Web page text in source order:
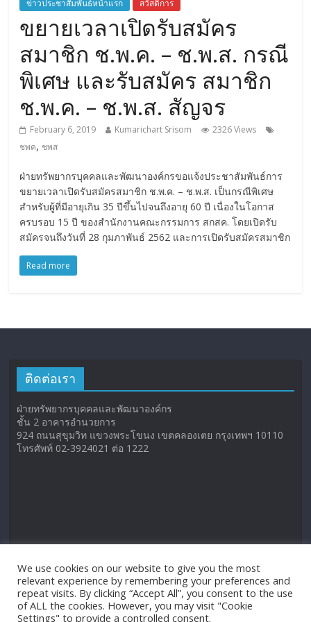
ข่าวประชาสัมพันธ์หน้าแรก สวัสดิการ
ขยายเวลาเปิดรับสมัคร
สมาชิก ช.พ.ค. – ช.พ.ส. กรณี
พิเศษ และรับสมัคร สมาชิก
ช.พ.ค. – ช.พ.ส. สัญจร
February 6, 2019 Kumarichart Srisom
2326 Views
ชพค, ชพส
ฝ่ายทรัพยากรบุคคลและพัฒนาองค์กรขอแจ้งประชาสัมพันธ์การ
ขยายเวลาเปิดรับสมัครสมาชิก ช.พ.ค. – ช.พ.ส. เป็นกรณีพิเศษ
สำหรับผู้ที่มีอายุเกิน 35 ปีขึ้นไปจนถึงอายุ 60 ปี เนื่องในโอกาส
ครบรอบ 15 ปี ของสำนักงานคณะกรรมการ สกสค. โดยเปิดรับ
สมัครจนถึงวันที่ 28 กุมภาพันธ์ 2562 และการเปิดรับสมัครสมาชิก
Read more
ติดต่อเรา
ฝ่ายทรัพยากรบุคคลและพัฒนาองค์กร
ชั้น 2 อาคารอำนวยการ
924 ถนนสุขุมวิท แขวงพระโขนง เขตคลองเตย กรุงเทพฯ 10110
โทรศัพท์ 02-3924021 ต่อ 1222
We use cookies on our website to give you the most
relevant experience by remembering your preferences and
repeat visits. By clicking “Accept All”, you consent to the use
of ALL the cookies. However, you may visit "Cookie
Settings" to provide a controlled consent.